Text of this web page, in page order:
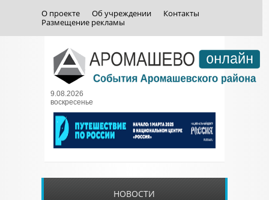
О проекте Об учреждении
Контакты
Размещение рекламы
9.08.2026
воскресенье
НОВОСТИ